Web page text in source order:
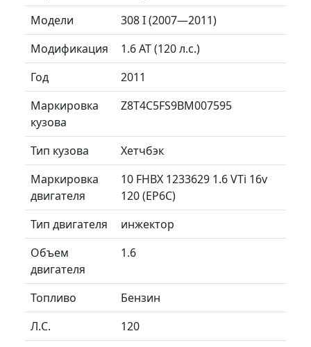
Модели
308 I (2007—2011)
Модификация
1.6 AT (120 л.с.)
Год
2011
Маркировка
кузова
Z8T4C5FS9BM007595
Тип кузова
Хетчбэк
Маркировка
двигателя
10 FHBX 1233629 1.6 VTi 16v
120 (EP6C)
Тип двигателя
инжектор
Объем
двигателя
1.6
Топливо
Бензин
Л.C.
120